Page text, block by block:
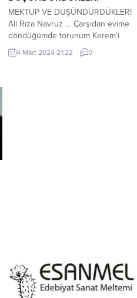
MEKTUP VE DÜŞÜNDÜRDÜKLERİ
Ali Rıza Navruz … Çarşıdan evime
döndüğümde torunum Kerem’i
bana doğru koşarken gördüm. İki
elini arkasına bağlamıştı. Anladım ki
4 Mart 2024 21:22 0